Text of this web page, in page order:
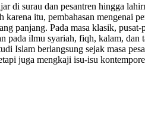
di surau dan pesantren hingga
itu, pembahasan mengenai
panjang. Pada masa klasik,
ilmu syariah, fiqh, kalam,
Islam berlangsung sejak masa
juga mengkaji isu-isu